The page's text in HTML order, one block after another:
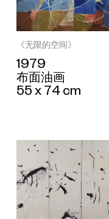
《无限的空间》
1979
布面油画
55 x 74 cm